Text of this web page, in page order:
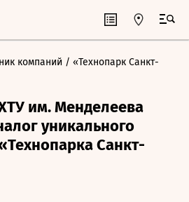
компаний / «Технопарк Санкт-
им. Менделеева
уникального
Санкт-